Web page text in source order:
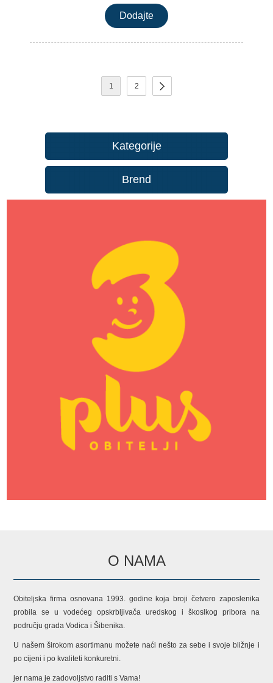
1 2
Kategorije
Brend
O NAMA
Obiteljska firma osnovana 1993. godine koja broji četvero zaposlenika
probila se u vodećeg opskrbljivača uredskog i škoslkog pribora na
području grada Vodica i Šibenika.
U našem širokom asortimanu možete naći nešto za sebe i svoje bližnje i
po cijeni i po kvaliteti konkuretni.
jer nama je zadovoljstvo raditi s Vama!